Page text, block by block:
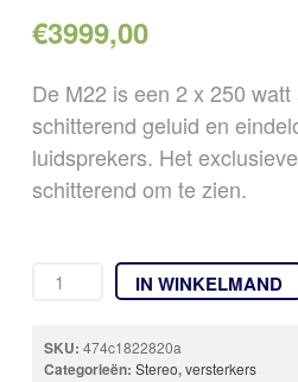
€3999,00
De M22 is een 2 x 250
schitterend geluid en
luidsprekers. Het
schitterend om te zien.
IN WINKELMAND
SKU: 474c1822820a
Categorieën: Stereo,versterkers